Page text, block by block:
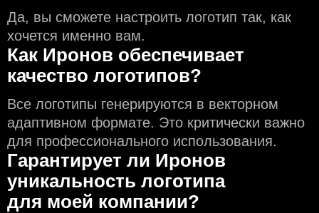
Да, вы сможете настроить логотип так, как
хочется именно вам.
Как Иронов обеспечивает
качество логотипов?
Все логотипы генерируются в векторном
адаптивном формате. Это критически важно
для профессионального использования.
Гарантирует ли Иронов
уникальность логотипа
для моей компании?